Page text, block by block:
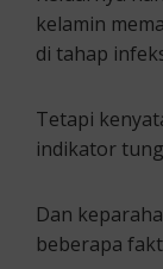
kelamin
di tahap
Tetapi
indikator
Dan
beberapa